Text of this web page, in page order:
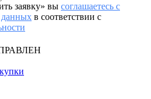
заявку» вы соглашаетесь с
данных в соответствии с